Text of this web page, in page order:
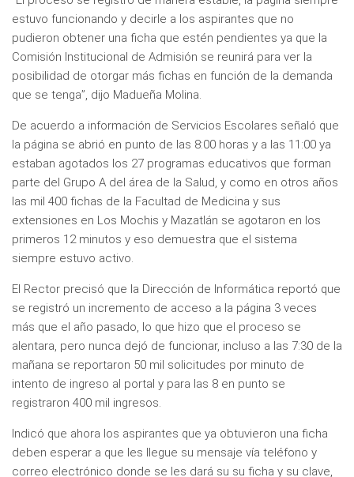
estuvo funcionando y decirle a los aspirantes que no
pudieron obtener una ficha que estén pendientes ya que la
Comisión Institucional de Admisión se reunirá para ver la
posibilidad de otorgar más fichas en función de la demanda
que se tenga”, dijo Madueña Molina.
De acuerdo a información de Servicios Escolares señaló que
la página se abrió en punto de las 8:00 horas y a las 11:00 ya
estaban agotados los 27 programas educativos que forman
parte del Grupo A del área de la Salud, y como en otros años
las mil 400 fichas de la Facultad de Medicina y sus
extensiones en Los Mochis y Mazatlán se agotaron en los
primeros 12 minutos y eso demuestra que el sistema
siempre estuvo activo.
El Rector precisó que la Dirección de Informática reportó que
se registró un incremento de acceso a la página 3 veces
más que el año pasado, lo que hizo que el proceso se
alentara, pero nunca dejó de funcionar, incluso a las 7:30 de la
mañana se reportaron 50 mil solicitudes por minuto de
intento de ingreso al portal y para las 8 en punto se
registraron 400 mil ingresos.
Indicó que ahora los aspirantes que ya obtuvieron una ficha
deben esperar a que les llegue su mensaje vía teléfono y
correo electrónico donde se les dará su su ficha y su clave,